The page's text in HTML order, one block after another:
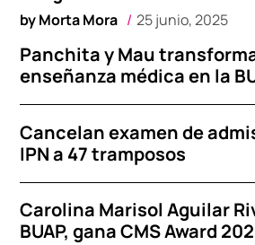
byMorta Mora 25 junio, 2025
Panchita y Mau
enseñanza médica en la
Cancelan examen de
IPN a 47 tramposos
Carolina Marisol Aguilar
BUAP, gana CMS Award